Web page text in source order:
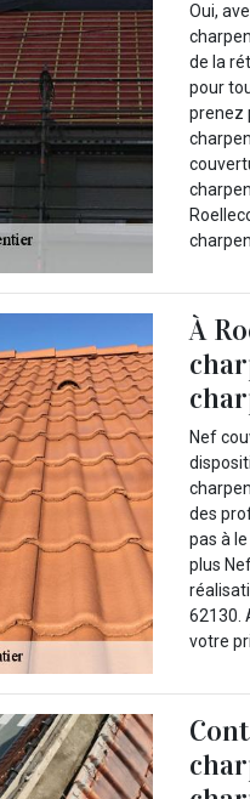
Oui,
de la
pour
prenez
À
Nef
des
pas à
plus
62130.
votre